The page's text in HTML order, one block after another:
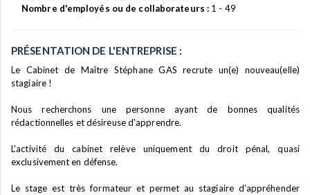
Nombre d'employés ou de collaborateurs : 1 - 49
PRÉSENTATION DE L'ENTREPRISE :
Le Cabinet de Maître Stéphane GAS recrute un(e) nouveau(elle)
stagiaire !
Nous recherchons une personne ayant de bonnes qualités
rédactionnelles et désireuse d'apprendre.
L'activité du cabinet relève uniquement du droit pénal, quasi
exclusivement en défense.
Le stage est très formateur et permet au stagiaire d'appréhender